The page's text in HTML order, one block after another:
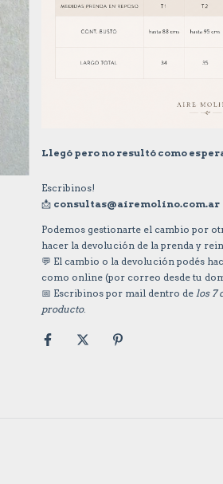
Llegó pero no resultó como
Escribinos!
📩 consultas@airemolino.com.ar
Podemos gestionarte el cambio por
hacer la devolución de la prenda y
💬 El cambio o la devolución podés
como online (por correo desde tu
📅 Escribinos por mail dentro de los 7
producto.